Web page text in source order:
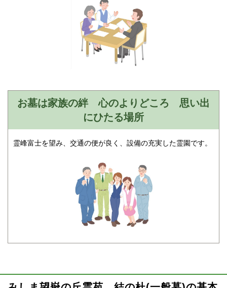
お墓は家族の絆 心のよりどころ 思い出
にひたる場所
霊峰富士を望み、交通の便が良く、設備の充実した霊園です。